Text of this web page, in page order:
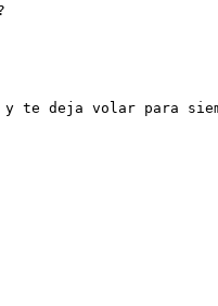
y te deja volar para